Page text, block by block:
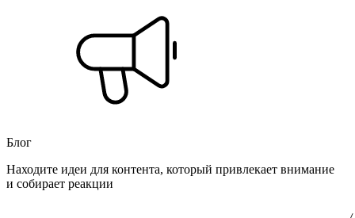
Блог
Находите идеи для контента, который привлекает внимание
и собирает реакции